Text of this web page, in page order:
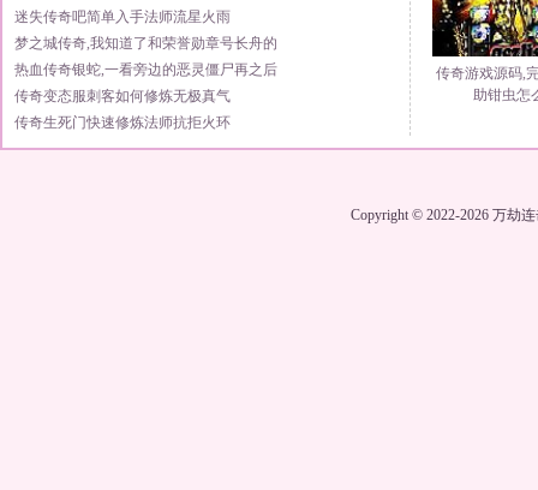
迷失传奇吧简单入手法师流星火雨
梦之城传奇,我知道了和荣誉勋章号长舟的
热血传奇银蛇,一看旁边的恶灵僵尸再之后
传奇变态服刺客如何修炼无极真气
传奇生死门快速修炼法师抗拒火环
传奇游戏源码,
助钳虫怎
Copyright © 2022-2026 万劫